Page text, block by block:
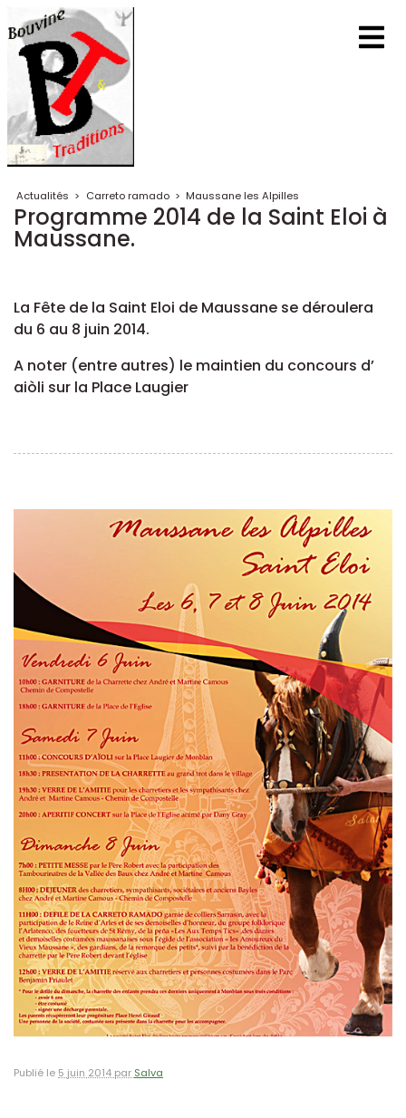
Actualités > Carreto ramado > Maussane les Alpilles
Programme 2014 de la Saint Eloi à
Maussane.
La Fête de la Saint Eloi de Maussane se déroulera
du 6 au 8 juin 2014.
A noter (entre autres) le maintien du concours d’
aiòli sur la Place Laugier
Publié le 5 juin 2014 par Salva